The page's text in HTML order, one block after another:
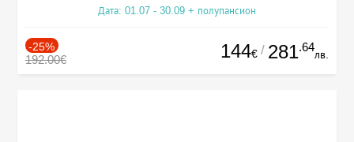
Дата: 01.07 - 30.09 + полупансион
-25%
192.00€ 144€ / 281.64
лв.